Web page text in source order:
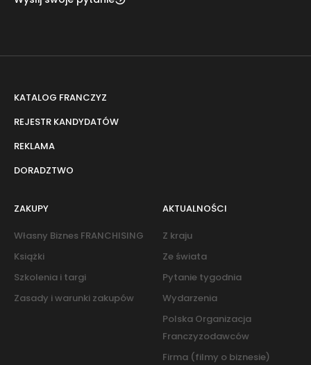
KATALOG FRANCZYZ
REJESTR KANDYDATÓW
REKLAMA
DORADZTWO
ZAKUPY
Własny Biznes FRANCHISING
Książki
Szkolenia i targi
Zasady i warunki zakupów
AKTUALNOŚCI
Z kraju
Ze świata
Pytanie tygodnia
Wydarzenia
Polska Organizacja
Franczyzodawców
Firma (filmy o biznesie)